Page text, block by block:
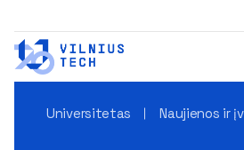
Universitetas Naujienos ir